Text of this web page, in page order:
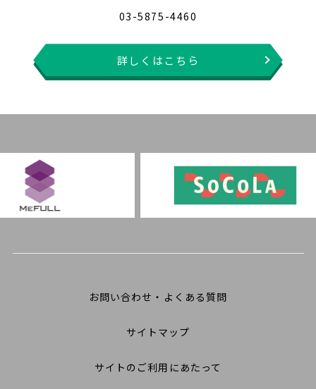
03-5875-4460
詳しくはこちら
お問い合わせ・よくある質問
サイトマップ
サイトのご利用にあたって